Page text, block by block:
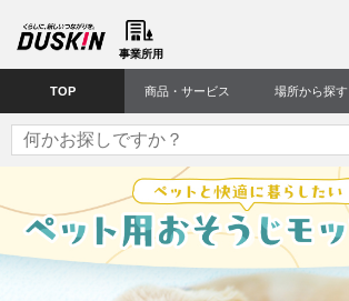
事業所用
TOP 商品・サービス 場所から探す